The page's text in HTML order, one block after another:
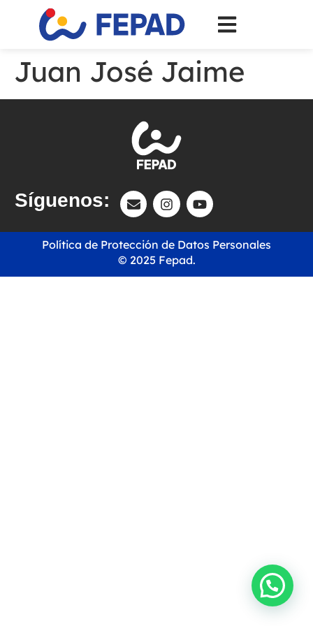
Juan José Jaime
Síguenos:
© 2025 Fepad.
Política de Protección de Datos Personales